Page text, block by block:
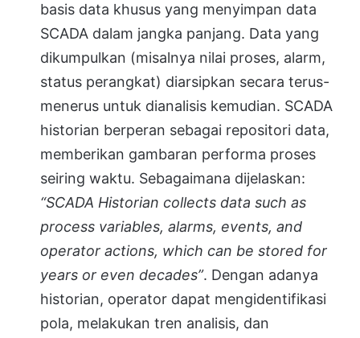
basis data khusus yang menyimpan data
SCADA dalam jangka panjang. Data yang
dikumpulkan (misalnya nilai proses, alarm,
status perangkat) diarsipkan secara terus-
menerus untuk dianalisis kemudian. SCADA
historian berperan sebagai repositori data,
memberikan gambaran performa proses
seiring waktu. Sebagaimana dijelaskan:
“SCADA Historian collects data such as
process variables, alarms, events, and
operator actions, which can be stored for
years or even decades”. Dengan adanya
historian, operator dapat mengidentifikasi
pola, melakukan tren analisis, dan